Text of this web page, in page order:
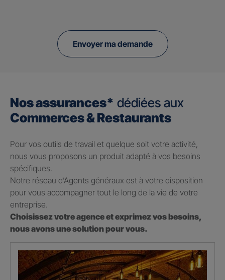
Envoyer ma demande
Nos assurances* dédiées aux
Commerces & Restaurants
Pour vos outils de travail et quelque soit votre activité,
nous vous proposons un produit adapté à vos besoins
spécifiques.
Notre réseau d’Agents généraux est à votre disposition
pour vous accompagner tout le long de la vie de votre
entreprise.
Choisissez votre agence et exprimez vos besoins,
nous avons une solution pour vous.